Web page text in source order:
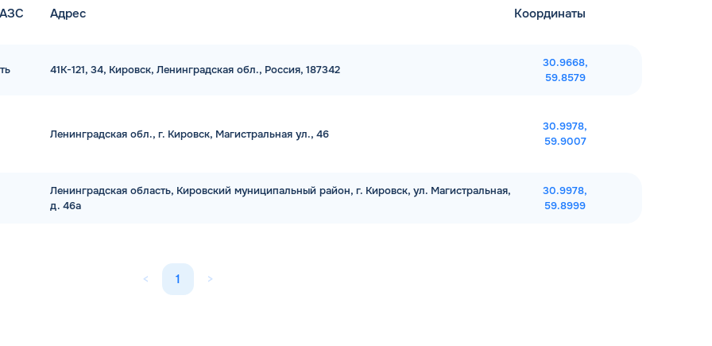
Адрес Координаты
41К-121, 34, Кировск, Ленинградская обл., Россия, 187342
30.9668,
59.8579
Ленинградская обл., г. Кировск, Магистральная ул., 46
30.9978,
59.9007
Ленинградская область, Кировский муниципальный район, г. Кировск, ул. Магистральная,
д. 46а
30.9978,
59.8999
< 1 >